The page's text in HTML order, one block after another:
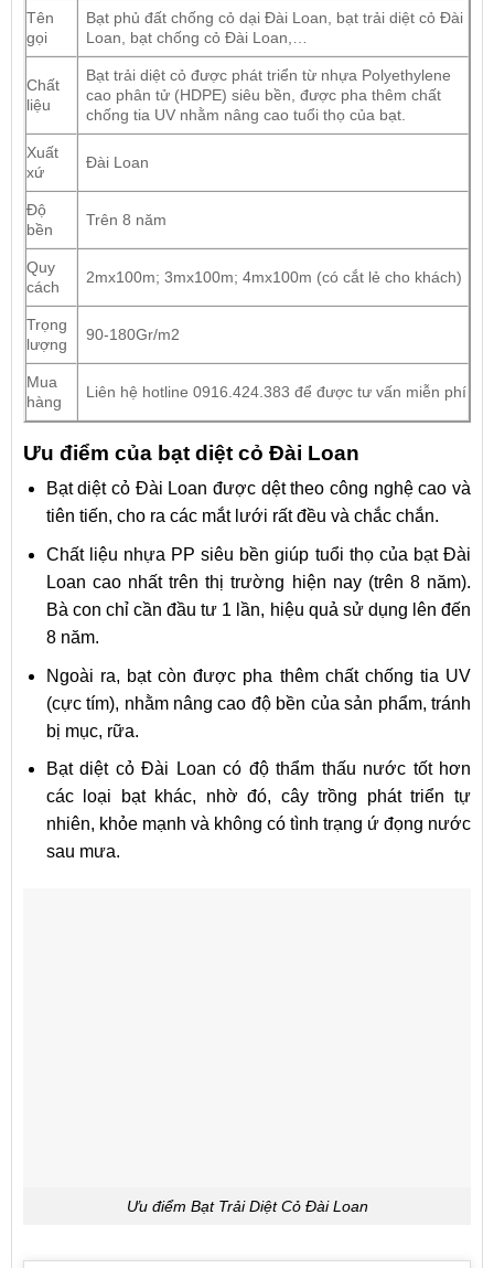
Tên
gọi
Bạt phủ đất chống cỏ dại Đài Loan, bạt trải diệt cỏ Đài
Loan, bạt chống cỏ Đài Loan,…
Chất
liệu
Bạt trải diệt cỏ được phát triển từ nhựa Polyethylene
cao phân tử (HDPE) siêu bền, được pha thêm chất
chống tia UV nhằm nâng cao tuổi thọ của bạt.
Xuất
xứ
Đài Loan
Độ
bền
Trên 8 năm
Quy
cách
2mx100m; 3mx100m; 4mx100m (có cắt lẻ cho khách)
Trọng
lượng
90-180Gr/m2
Mua
hàng
Liên hệ hotline 0916.424.383 để được tư vấn miễn phí
Ưu điểm của bạt diệt cỏ Đài Loan
Bạt diệt cỏ Đài Loan được dệt theo công nghệ cao và
tiên tiến, cho ra các mắt lưới rất đều và chắc chắn.
Chất liệu nhựa PP siêu bền giúp tuổi thọ của bạt Đài
Loan cao nhất trên thị trường hiện nay (trên 8 năm).
Bà con chỉ cần đầu tư 1 lần, hiệu quả sử dụng lên đến
8 năm.
Ngoài ra, bạt còn được pha thêm chất chống tia UV
(cực tím), nhằm nâng cao độ bền của sản phẩm, tránh
bị mục, rữa.
Bạt diệt cỏ Đài Loan có độ thẩm thấu nước tốt hơn
các loại bạt khác, nhờ đó, cây trồng phát triển tự
nhiên, khỏe mạnh và không có tình trạng ứ đọng nước
sau mưa.
Ưu điểm Bạt Trải Diệt Cỏ Đài Loan